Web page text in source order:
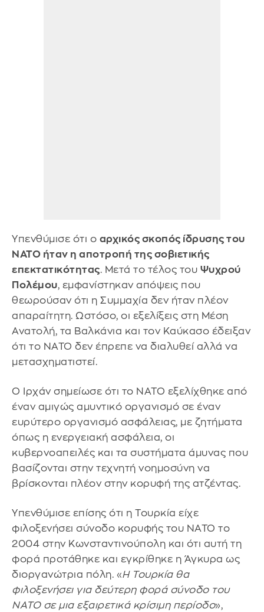
Υπενθύμισε ότι ο αρχικός σκοπός ίδρυσης του
NATO ήταν η αποτροπή της σοβιετικής
επεκτατικότητας. Μετά το τέλος του Ψυχρού
Πολέμου, εμφανίστηκαν απόψεις που
θεωρούσαν ότι η Συμμαχία δεν ήταν πλέον
απαραίτητη. Ωστόσο, οι εξελίξεις στη Μέση
Ανατολή, τα Βαλκάνια και τον Καύκασο έδειξαν
ότι το NATO δεν έπρεπε να διαλυθεί αλλά να
μετασχηματιστεί.
Ο Ιρχάν σημείωσε ότι το NATO εξελίχθηκε από
έναν αμιγώς αμυντικό οργανισμό σε έναν
ευρύτερο οργανισμό ασφάλειας, με ζητήματα
όπως η ενεργειακή ασφάλεια, οι
κυβερνοαπειλές και τα συστήματα άμυνας που
βασίζονται στην τεχνητή νοημοσύνη να
βρίσκονται πλέον στην κορυφή της ατζέντας.
Υπενθύμισε επίσης ότι η Τουρκία είχε
φιλοξενήσει σύνοδο κορυφής του NATO το
2004 στην Κωνσταντινούπολη και ότι αυτή τη
φορά προτάθηκε και εγκρίθηκε η Άγκυρα ως
διοργανώτρια πόλη. «Η Τουρκία θα
φιλοξενήσει για δεύτερη φορά σύνοδο του
NATO σε μια εξαιρετικά κρίσιμη περίοδο»,